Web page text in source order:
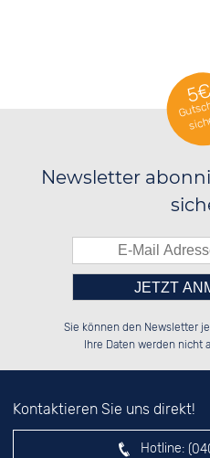
5€
Newsletter
██░░██░░██░░░░░░██░░██░░██░░██░░
██████░░██████░░██████░░██░░██░░
██░░██░░░░░░██░░██░░██░░██░░██░░
Sie können den Newsletter
Ihre Daten werden nicht
Kontaktieren Sie uns direkt!
Hotline: